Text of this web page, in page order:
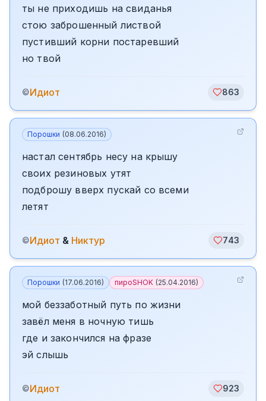
ты не приходишь на свиданья
стою заброшенный листвой
пустивший корни постаревший
но твой
©Идиот 863
Порошки (08.06.2016)
настал сентябрь несу на крышу
своих резиновых утят
подброшу вверх пускай со всеми
летят
©Идиот & Никтур 743
Порошки (17.06.2016) пироSHOK (25.04.2016)
мой беззаботный путь по жизни
завёл меня в ночную тишь
где и закончился на фразе
эй слышь
©Идиот 923